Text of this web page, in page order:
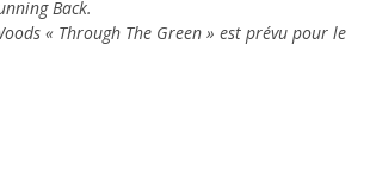
Back.
« Through The Green » est prévu pour le